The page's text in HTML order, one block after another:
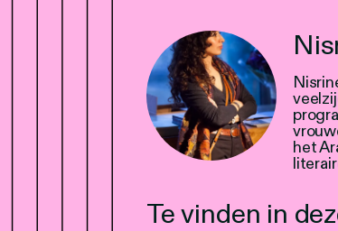
het
Te vinden in